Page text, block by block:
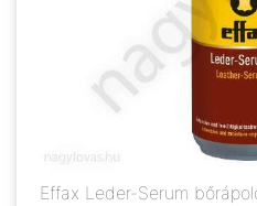
Effax Leder-Serum